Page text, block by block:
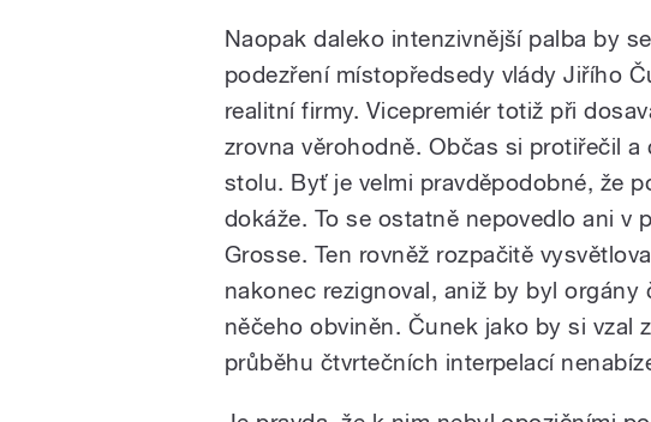
pause
Naopak daleko intenzivnější palba by
podezření místopředsedy vlády Jiřího
realitní firmy. Vicepremiér totiž při
zrovna věrohodně. Občas si protiřečil
stolu. Byť je velmi pravděpodobné, že
dokáže. To se ostatně nepovedlo ani v
Grosse. Ten rovněž rozpačitě
nakonec rezignoval, aniž by byl orgány
něčeho obviněn. Čunek jako by si vzal
průběhu čtvrtečních interpelací